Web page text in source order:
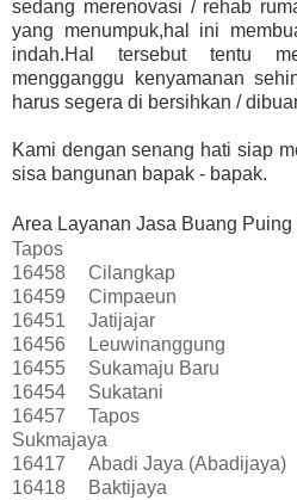
sedang merenovasi / rehab
yang menumpuk,hal ini
indah.Hal tersebut tentu
mengganggu kenyamanan
harus segera di bersihkan /
Kami dengan senang hati siap
sisa bangunan bapak - bapak.
Area Layanan Jasa Buang
Tapos
16458
Cilangkap
16459
Cimpaeun
16451
Jatijajar
16456
Leuwinanggung
16455
Sukamaju Baru
16454
Sukatani
16457
Tapos
Sukmajaya
16417
Abadi Jaya (Abadijaya)
16418
Baktijaya